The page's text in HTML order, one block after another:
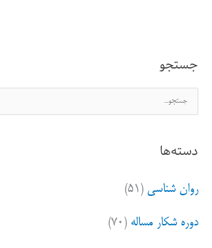
جستجو
س
ج
ب
ا
دسته‌ها
روان شناسی (۵۱)
دوره شکار مساله (۷۰)